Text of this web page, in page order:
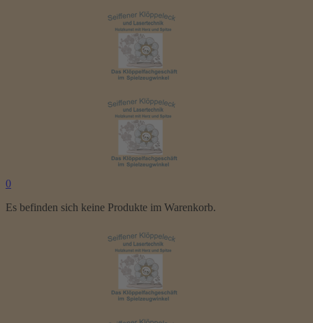
0
Es befinden sich keine Produkte im Warenkorb.